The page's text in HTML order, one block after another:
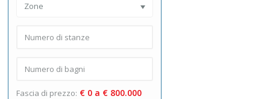
Zone
Fascia di prezzo: € 0 a € 800.000